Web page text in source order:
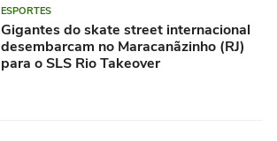
ESPORTES
Gigantes do skate street internacional
desembarcam no Maracanãzinho (RJ)
para o SLS Rio Takeover